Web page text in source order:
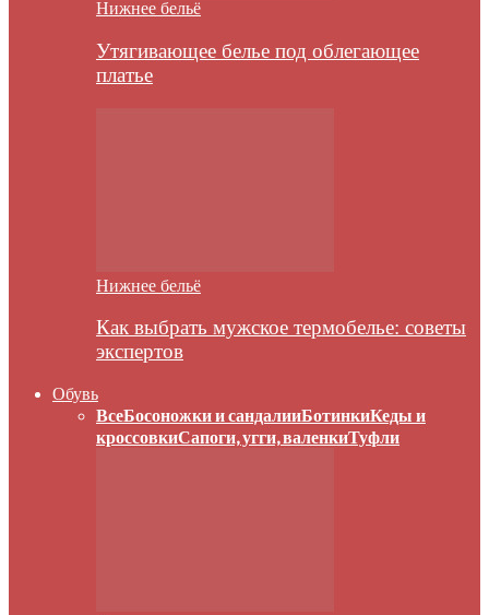
Нижнее бельё
Утягивающее белье под облегающее
платье
Нижнее бельё
Как выбрать мужское термобелье: советы
экспертов
Обувь
ВсеБосоножки и сандалииБотинкиКеды и
кроссовкиСапоги, угги, валенкиТуфли